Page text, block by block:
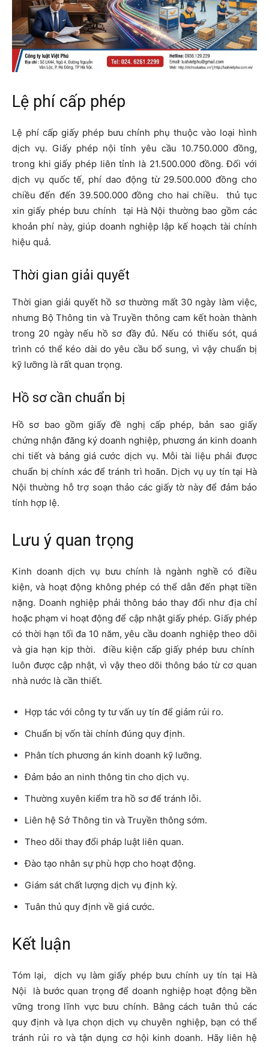
Lệ phí cấp phép
Lệ phí cấp giấy phép bưu chính phụ thuộc vào loại hình
dịch vụ. Giấy phép nội tỉnh yêu cầu 10.750.000 đồng,
trong khi giấy phép liên tỉnh là 21.500.000 đồng. Đối với
dịch vụ quốc tế, phí dao động từ 29.500.000 đồng cho
chiều đến đến 39.500.000 đồng cho hai chiều. thủ tục
xin giấy phép bưu chính tại Hà Nội thường bao gồm các
khoản phí này, giúp doanh nghiệp lập kế hoạch tài chính
hiệu quả.
Thời gian giải quyết
Thời gian giải quyết hồ sơ thường mất 30 ngày làm việc,
nhưng Bộ Thông tin và Truyền thông cam kết hoàn thành
trong 20 ngày nếu hồ sơ đầy đủ. Nếu có thiếu sót, quá
trình có thể kéo dài do yêu cầu bổ sung, vì vậy chuẩn bị
kỹ lưỡng là rất quan trọng.
Hồ sơ cần chuẩn bị
Hồ sơ bao gồm giấy đề nghị cấp phép, bản sao giấy
chứng nhận đăng ký doanh nghiệp, phương án kinh doanh
chi tiết và bảng giá cước dịch vụ. Mỗi tài liệu phải được
chuẩn bị chính xác để tránh trì hoãn. Dịch vụ uy tín tại Hà
Nội thường hỗ trợ soạn thảo các giấy tờ này để đảm bảo
tính hợp lệ.
Lưu ý quan trọng
Kinh doanh dịch vụ bưu chính là ngành nghề có điều
kiện, và hoạt động không phép có thể dẫn đến phạt tiền
nặng. Doanh nghiệp phải thông báo thay đổi như địa chỉ
hoặc phạm vi hoạt động để cập nhật giấy phép. Giấy phép
có thời hạn tối đa 10 năm, yêu cầu doanh nghiệp theo dõi
và gia hạn kịp thời. điều kiện cấp giấy phép bưu chính
luôn được cập nhật, vì vậy theo dõi thông báo từ cơ quan
nhà nước là cần thiết.
Hợp tác với công ty tư vấn uy tín để giảm rủi ro.
Chuẩn bị vốn tài chính đúng quy định.
Phân tích phương án kinh doanh kỹ lưỡng.
Đảm bảo an ninh thông tin cho dịch vụ.
Thường xuyên kiểm tra hồ sơ để tránh lỗi.
Liên hệ Sở Thông tin và Truyền thông sớm.
Theo dõi thay đổi pháp luật liên quan.
Đào tạo nhân sự phù hợp cho hoạt động.
Giám sát chất lượng dịch vụ định kỳ.
Tuân thủ quy định về giá cước.
Kết luận
Tóm lại, dịch vụ làm giấy phép bưu chính uy tín tại Hà
Nội là bước quan trọng để doanh nghiệp hoạt động bền
vững trong lĩnh vực bưu chính. Bằng cách tuân thủ các
quy định và lựa chọn dịch vụ chuyên nghiệp, bạn có thể
tránh rủi ro và tận dụng cơ hội kinh doanh. Hãy liên hệ